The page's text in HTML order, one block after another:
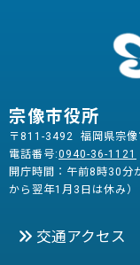
宗像市役所
〒811-3492 福岡県宗
電話番号:0940-36-1121
開庁時間：午前8時30分
から翌年1月3日は休み）
交通アクセス